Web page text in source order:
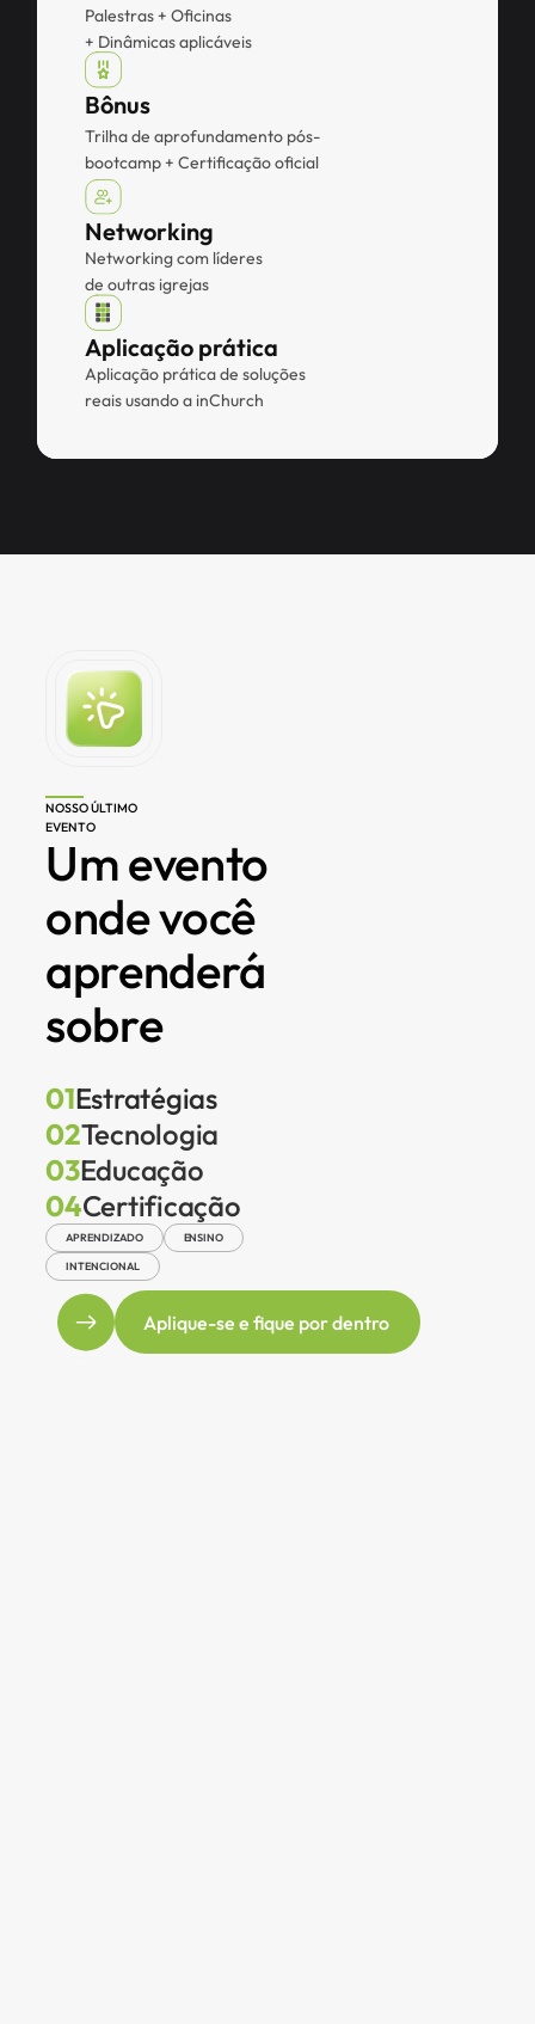
Palestras + Oficinas
+ Dinâmicas aplicáveis
Bônus
Trilha de aprofundamento pós-
bootcamp + Certificação oficial
Networking
Networking com líderes
de outras igrejas
Aplicação prática
Aplicação prática de soluções
reais usando a inChurch
NOSSO ÚLTIMO
EVENTO
Um evento
onde você
aprenderá
sobre
01Estratégias
02Tecnologia
03Educação
04Certificação
APRENDIZADO ENSINO
INTENCIONAL
Aplique-se e fique por dentro